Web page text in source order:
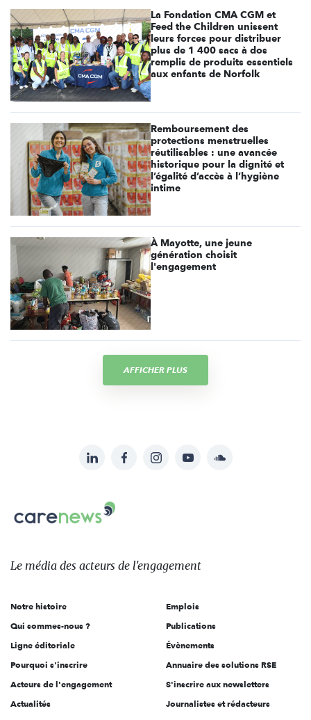
La Fondation CMA CGM et
Feed the Children unissent
leurs forces pour distribuer
plus de 1 400 sacs à dos
remplis de produits essentiels
aux enfants de Norfolk
Remboursement des
protections menstruelles
réutilisables : une avancée
historique pour la dignité et
l’égalité d’accès à l’hygiène
intime
À Mayotte, une jeune
génération choisit
l'engagement
AFFICHER PLUS
sur:
LinkedInFacebookInstagramYouTubeSoundcloud
Le
des
l'engagement
Le média des acteurs de l'engagement
Notre histoire
Qui sommes-nous ?
Ligne éditoriale
Pourquoi s'inscrire
Acteurs de l'engagement
Actualités
Emplois
Publications
Évènements
Annuaire des solutions RSE
S'inscrire aux newsletters
Journalistes et rédacteurs